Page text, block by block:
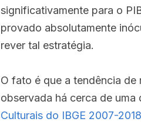
significativamente para o
provado absolutamente
rever tal estratégia.
O fato é que a tendência
observada há cerca de
Culturais do IBGE 2007-